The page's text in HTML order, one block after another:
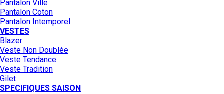
Pantalon Ville
Pantalon Coton
Pantalon Intemporel
VESTES
Blazer
Veste Non Doublée
Veste Tendance
Veste Tradition
Gilet
SPECIFIQUES SAISON